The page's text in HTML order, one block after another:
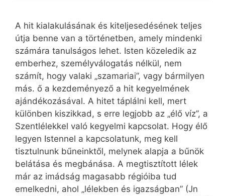
A hit kialakulásának és kiteljesedésének teljes
útja benne van a történetben, amely mindenki
számára tanulságos lehet. Isten közeledik az
emberhez, személyválogatás nélkül, nem
számít, hogy valaki „szamariai”, vagy bármilyen
más. ő a kezdeményező a hit kegyelmének
ajándékozásával. A hitet táplálni kell, mert
különben kiszikkad, s erre legjobb az „élő víz”, a
Szentlélekkel való kegyelmi kapcsolat. Hogy élő
legyen Istennel a kapcsolatunk, meg kell
tisztulnunk bűneinktől, melynek alapja a bűnök
belátása és megbánása. A megtisztított lélek
már az imádság magasabb régióiba tud
emelkedni, ahol „lélekben és igazságban” (Jn